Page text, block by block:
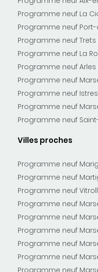
Programme neuf La
Programme neuf Port-
Programme neuf Trets
Programme neuf La
Programme neuf Arles
Programme neuf
Programme neuf Istres
Programme neuf
Programme neuf
Villes proches
Programme neuf
Programme neuf
Programme neuf
Programme neuf
Programme neuf
Programme neuf
Programme neuf
Programme neuf